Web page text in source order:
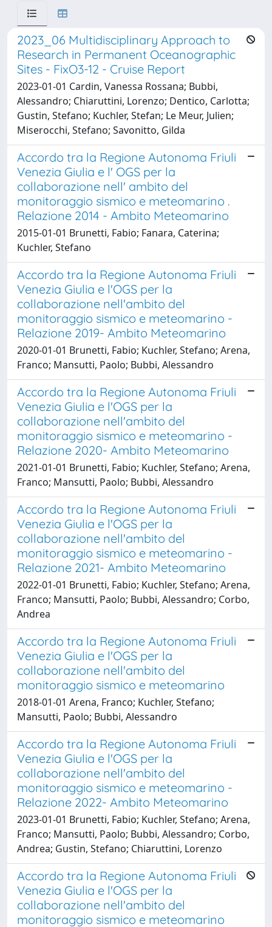
2023_06 Multidisciplinary Approach to
Research in Permanent Oceanographic
Sites - FixO3-12 - Cruise Report
2023-01-01 Cardin, Vanessa Rossana; Bubbi,
Alessandro; Chiaruttini, Lorenzo; Dentico, Carlotta;
Gustin, Stefano; Kuchler, Stefan; Le Meur, Julien;
Miserocchi, Stefano; Savonitto, Gilda
Accordo tra la Regione Autonoma Friuli
Venezia Giulia e l' OGS per la
collaborazione nell' ambito del
monitoraggio sismico e meteomarino .
Relazione 2014 - Ambito Meteomarino
2015-01-01 Brunetti, Fabio; Fanara, Caterina;
Kuchler, Stefano
Accordo tra la Regione Autonoma Friuli
Venezia Giulia e l'OGS per la
collaborazione nell'ambito del
monitoraggio sismico e meteomarino -
Relazione 2019- Ambito Meteomarino
2020-01-01 Brunetti, Fabio; Kuchler, Stefano; Arena,
Franco; Mansutti, Paolo; Bubbi, Alessandro
Accordo tra la Regione Autonoma Friuli
Venezia Giulia e l'OGS per la
collaborazione nell'ambito del
monitoraggio sismico e meteomarino -
Relazione 2020- Ambito Meteomarino
2021-01-01 Brunetti, Fabio; Kuchler, Stefano; Arena,
Franco; Mansutti, Paolo; Bubbi, Alessandro
Accordo tra la Regione Autonoma Friuli
Venezia Giulia e l'OGS per la
collaborazione nell'ambito del
monitoraggio sismico e meteomarino -
Relazione 2021- Ambito Meteomarino
2022-01-01 Brunetti, Fabio; Kuchler, Stefano; Arena,
Franco; Mansutti, Paolo; Bubbi, Alessandro; Corbo,
Andrea
Accordo tra la Regione Autonoma Friuli
Venezia Giulia e l'OGS per la
collaborazione nell'ambito del
monitoraggio sismico e meteomarino
2018-01-01 Arena, Franco; Kuchler, Stefano;
Mansutti, Paolo; Bubbi, Alessandro
Accordo tra la Regione Autonoma Friuli
Venezia Giulia e l'OGS per la
collaborazione nell'ambito del
monitoraggio sismico e meteomarino -
Relazione 2022- Ambito Meteomarino
2023-01-01 Brunetti, Fabio; Kuchler, Stefano; Arena,
Franco; Mansutti, Paolo; Bubbi, Alessandro; Corbo,
Andrea; Gustin, Stefano; Chiaruttini, Lorenzo
Accordo tra la Regione Autonoma Friuli
Venezia Giulia e l'OGS per la
collaborazione nell'ambito del
monitoraggio sismico e meteomarino